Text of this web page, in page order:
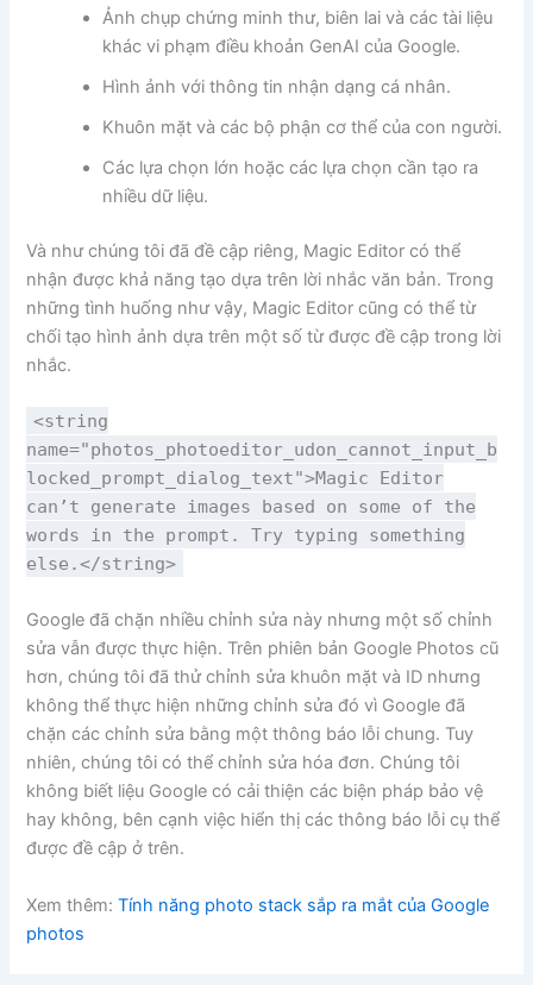
Ảnh chụp chứng minh thư, biên lai và các tài liệu
khác vi phạm điều khoản GenAI của Google.
Hình ảnh với thông tin nhận dạng cá nhân.
Khuôn mặt và các bộ phận cơ thể của con người.
Các lựa chọn lớn hoặc các lựa chọn cần tạo ra
nhiều dữ liệu.
Và như chúng tôi đã đề cập riêng, Magic Editor có thể
nhận được khả năng tạo dựa trên lời nhắc văn bản. Trong
những tình huống như vậy, Magic Editor cũng có thể từ
chối tạo hình ảnh dựa trên một số từ được đề cập trong lời
nhắc.
<string
name="photos_photoeditor_udon_cannot_input_b
locked_prompt_dialog_text">Magic Editor
can’t generate images based on some of the
words in the prompt. Try typing something
else.</string>
Google đã chặn nhiều chỉnh sửa này nhưng một số chỉnh
sửa vẫn được thực hiện. Trên phiên bản Google Photos cũ
hơn, chúng tôi đã thử chỉnh sửa khuôn mặt và ID nhưng
không thể thực hiện những chỉnh sửa đó vì Google đã
chặn các chỉnh sửa bằng một thông báo lỗi chung. Tuy
nhiên, chúng tôi có thể chỉnh sửa hóa đơn. Chúng tôi
không biết liệu Google có cải thiện các biện pháp bảo vệ
hay không, bên cạnh việc hiển thị các thông báo lỗi cụ thể
được đề cập ở trên.
Xem thêm:Tính năng photo stack sắp ra mắt của Google
photos